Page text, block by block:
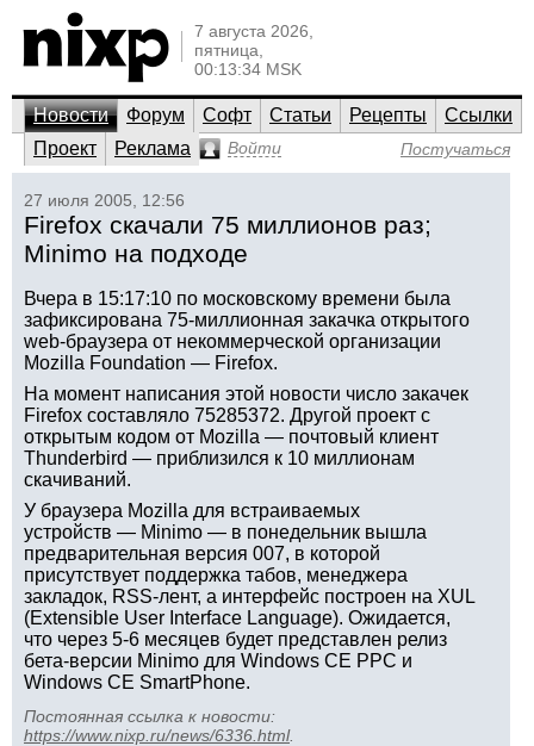
7 августа 2026,
пятница,
00:13:34 MSK
Новости Форум Софт Статьи Рецепты
Ссылки
Проект
Реклама Войти Постучаться
27 июля 2005, 12:56
Firefox скачали 75 миллионов раз;
Minimo на подходе
Вчера в 15:17:10 по московскому времени была
зафиксирована 75-миллионная закачка открытого
web-браузера от некоммерческой организации
Mozilla Foundation — Firefox.
На момент написания этой новости число закачек
Firefox составляло 75285372. Другой проект с
открытым кодом от Mozilla — почтовый клиент
Thunderbird — приблизился к 10 миллионам
скачиваний.
У браузера Mozilla для встраиваемых
устройств — Minimo — в понедельник вышла
предварительная версия 007, в которой
присутствует поддержка табов, менеджера
закладок, RSS-лент, а интерфейс построен на XUL
(Extensible User Interface Language). Ожидается,
что через 5-6 месяцев будет представлен релиз
бета-версии Minimo для Windows CE PPC и
Windows CE SmartPhone.
Постоянная ссылка к новости:
https://www.nixp.ru/news/6336.html.